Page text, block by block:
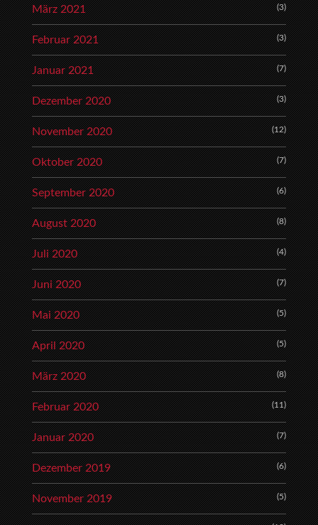
März 2021 (3)
Februar 2021 (3)
Januar 2021 (7)
Dezember 2020 (3)
November 2020 (12)
Oktober 2020 (7)
September 2020 (6)
August 2020 (8)
Juli 2020 (4)
Juni 2020 (7)
Mai 2020 (5)
April 2020 (5)
März 2020 (8)
Februar 2020 (11)
Januar 2020 (7)
Dezember 2019 (6)
November 2019 (5)